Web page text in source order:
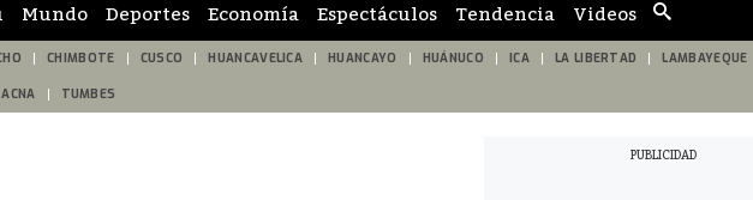
de
búsqueda
Mundo Deportes Economía Espectáculos Tendencia Videos
CHIMBOTE CUSCO HUANCAVELICA HUANCAYO HUÁNUCO ICA LA LIBERTAD LAMBAYEQUE
TUMBES